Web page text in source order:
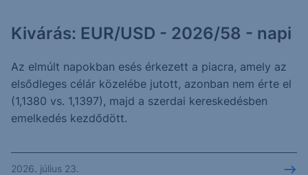
Kivárás: EUR/USD - 2026/58 - napi
Az elmúlt napokban esés érkezett a piacra, amely az
elsődleges célár közelébe jutott, azonban nem érte el
(1,1380 vs. 1,1397), majd a szerdai kereskedésben
emelkedés kezdődött.
2026. július 23.